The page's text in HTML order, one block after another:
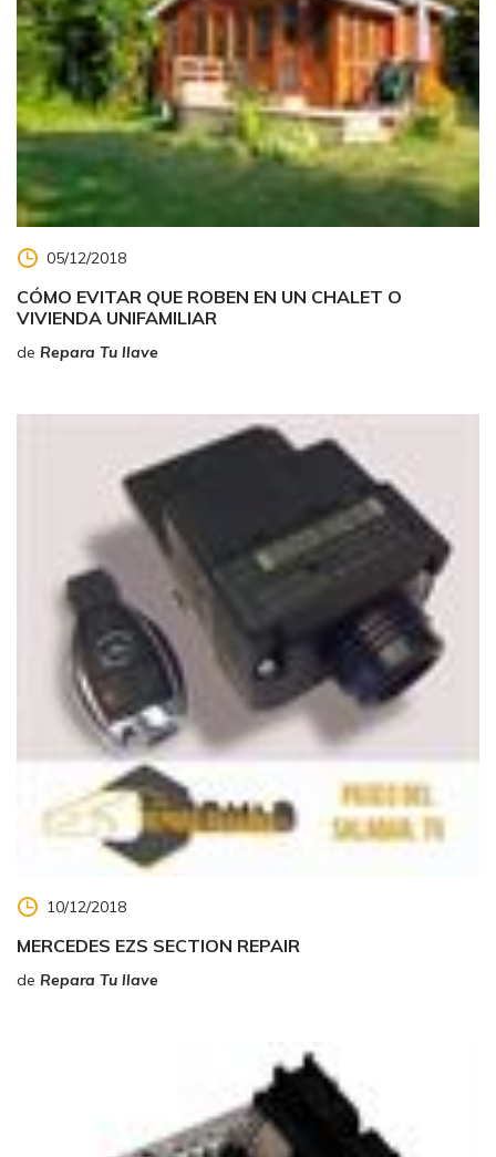
05/12/2018
CÓMO EVITAR QUE ROBEN EN UN CHALET O
VIVIENDA UNIFAMILIAR
de Repara Tu llave
10/12/2018
MERCEDES EZS SECTION REPAIR
de Repara Tu llave